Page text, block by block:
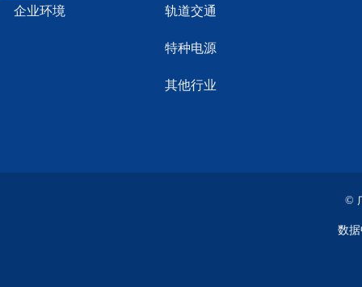
企业环境
轨道交通
特种电源
其他行业
©
数